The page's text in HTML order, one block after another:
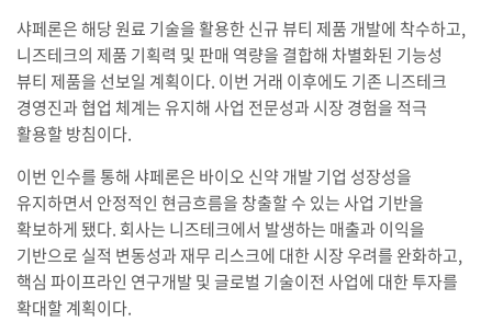
샤페론은 해당 원료 기술을 활용한 신규 뷰티 제품 개발에 착수하고,
니즈테크의 제품 기획력 및 판매 역량을 결합해 차별화된 기능성
뷰티 제품을 선보일 계획이다. 이번 거래 이후에도 기존 니즈테크
경영진과 협업 체계는 유지해 사업 전문성과 시장 경험을 적극
활용할 방침이다.
이번 인수를 통해 샤페론은 바이오 신약 개발 기업 성장성을
유지하면서 안정적인 현금흐름을 창출할 수 있는 사업 기반을
확보하게 됐다. 회사는 니즈테크에서 발생하는 매출과 이익을
기반으로 실적 변동성과 재무 리스크에 대한 시장 우려를 완화하고,
핵심 파이프라인 연구개발 및 글로벌 기술이전 사업에 대한 투자를
확대할 계획이다.